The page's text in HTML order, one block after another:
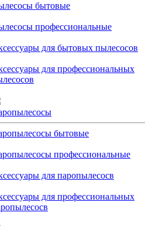
бытовые
профессиональные
для бытовых пылесосов
для профессиональных
бытовые
профессиональные
для паропылесосв
для профессиональных